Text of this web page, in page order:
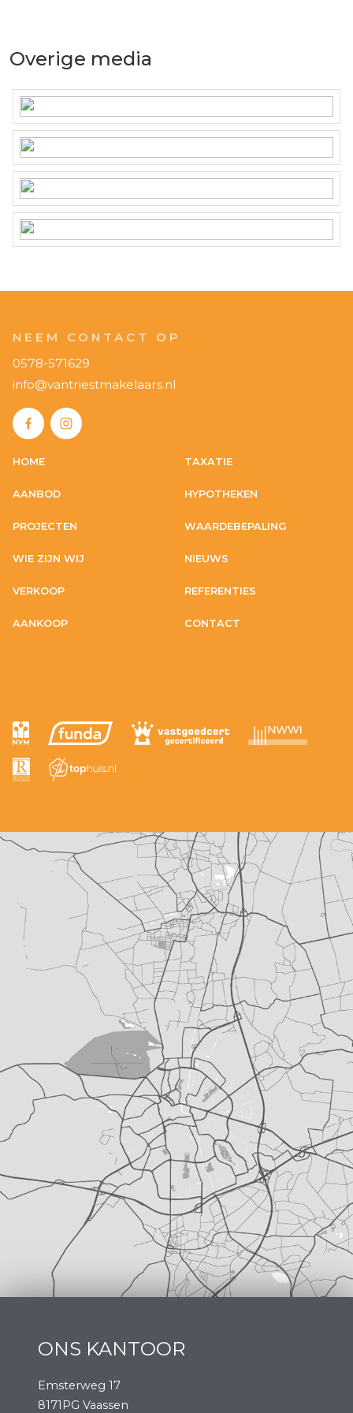
Overige media
NEEM CONTACT OP
0578-571629
info@vantriestmakelaars.nl
HOME
AANBOD
PROJECTEN
WIE ZIJN WIJ
VERKOOP
AANKOOP
TAXATIE
HYPOTHEKEN
WAARDEBEPALING
NIEUWS
REFERENTIES
CONTACT
ONS KANTOOR
Emsterweg 17
8171PG Vaassen